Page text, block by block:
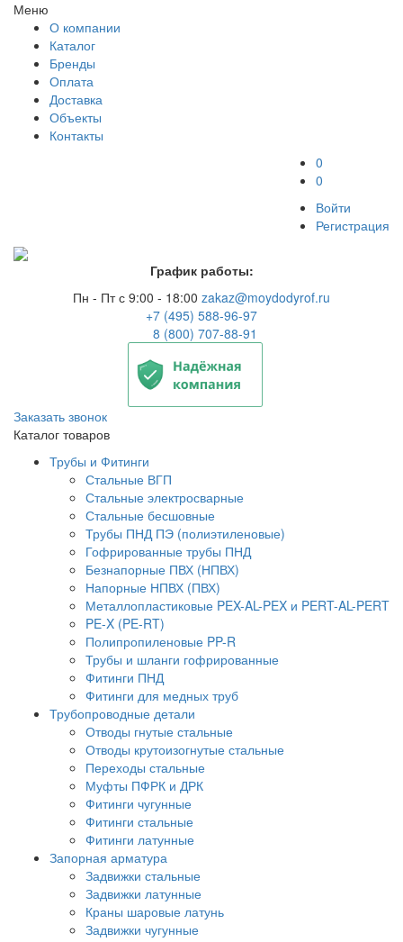
Меню
О компании
Каталог
Бренды
Оплата
Доставка
Объекты
Контакты
0
0
Войти
Регистрация
График работы:
Пн - Пт с 9:00 - 18:00 zakaz@moydodyrof.ru
+7 (495) 588-96-97
8 (800) 707-88-91
Заказать звонок
Каталог товаров
Трубы и Фитинги
Стальные ВГП
Стальные электросварные
Стальные бесшовные
Трубы ПНД ПЭ (полиэтиленовые)
Гофрированные трубы ПНД
Безнапорные ПВХ (НПВХ)
Напорные НПВХ (ПВХ)
Металлопластиковые PEX-AL-PEX и PERT-AL-PERT
PE-X (PE-RT)
Полипропиленовые PP-R
Трубы и шланги гофрированные
Фитинги ПНД
Фитинги для медных труб
Трубопроводные детали
Отводы гнутые стальные
Отводы крутоизогнутые стальные
Переходы стальные
Муфты ПФРК и ДРК
Фитинги чугунные
Фитинги стальные
Фитинги латунные
Запорная арматура
Задвижки стальные
Задвижки латунные
Краны шаровые латунь
Задвижки чугунные